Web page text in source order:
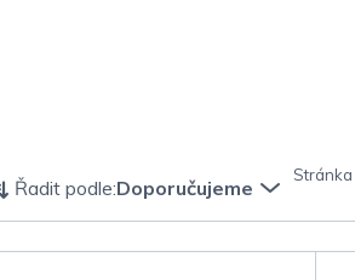
Stránka
Řadit podle:Doporučujeme